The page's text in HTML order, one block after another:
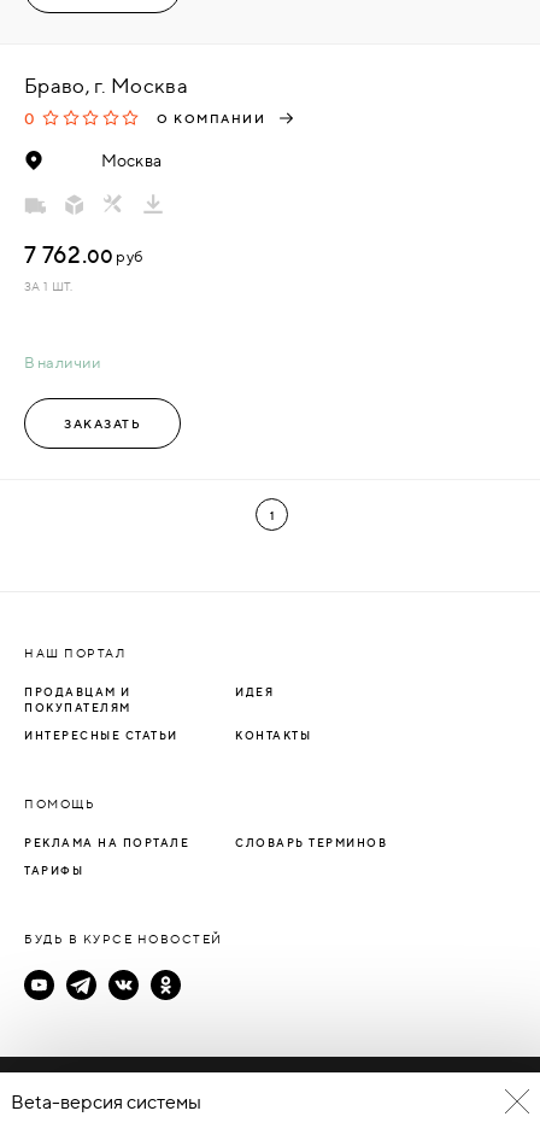
Браво, г. Москва
0 О КОМПАНИИ
Москва
В наличии
7 762.00 руб
ЗА 1 ШТ.
ЗАКАЗАТЬ
1
НАШ ПОРТАЛ
ПРОДАВЦАМ И
ПОКУПАТЕЛЯМ
ИДЕЯ
ИНТЕРЕСНЫЕ СТАТЬИ КОНТАКТЫ
ПОМОЩЬ
РЕКЛАМА НА ПОРТАЛЕ СЛОВАРЬ ТЕРМИНОВ
ТАРИФЫ
БУДЬ В КУРСЕ НОВОСТЕЙ
Политика конфиденциальности
Beta-версия системы